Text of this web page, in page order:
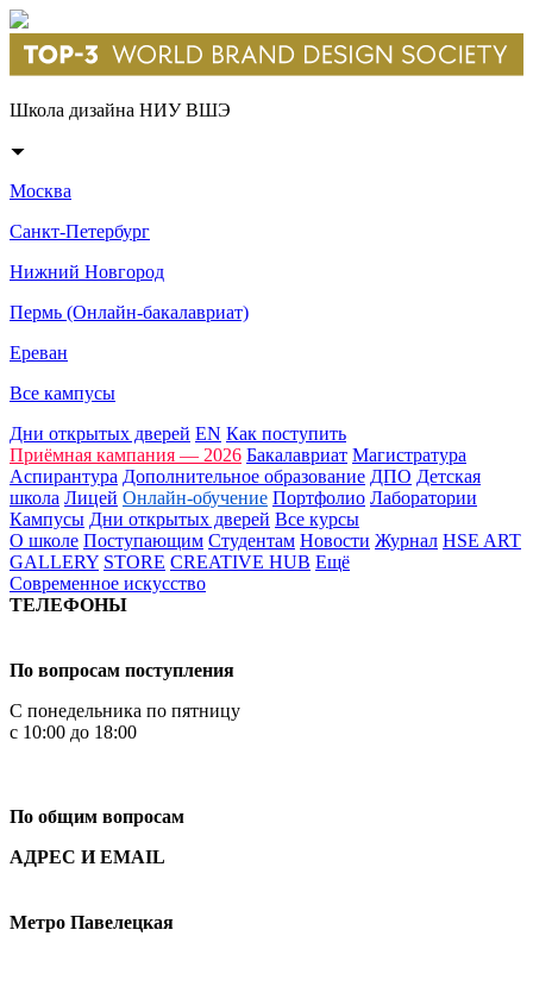
Школа дизайна НИУ ВШЭ
Москва
Санкт-Петербург
Нижний Новгород
Пермь (Онлайн-бакалавриат)
Ереван
Все кампусы
Дни открытых дверей EN Как поступить
Приёмная кампания — 2026 Бакалавриат Магистратура
Аспирантура Дополнительное образование ДПО Детская
школа Лицей Онлайн-обучение Портфолио Лаборатории
Кампусы Дни открытых дверей Все курсы
О школе Поступающим Студентам Новости Журнал HSE ART
GALLERY STORE CREATIVE HUB Ещё
Современное искусство
ТЕЛЕФОНЫ
По вопросам поступления
С понедельника по пятницу
с 10:00 до 18:00
По общим вопросам
АДРЕС И EMAIL
Метро Павелецкая